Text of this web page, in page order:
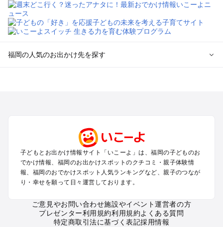
福岡の人気のお出かけ先を探す
柳川・八女・筑後のプールお出かけ
糸島・前原のプールお出かけ
太宰府・宗像のプールお出かけ
福岡の定番お出かけスポット
福岡の動物園
福岡のバーベキュー
子どもとお出かけ情報サイト「いこーよ」は、福岡の子どものお
でかけ情報、福岡のお出かけスポットのクチコミ・親子体験情
報、福岡のおでかけスポット人気ランキングなど、親子のつなが
り・幸せを願って日々運営しております。
ご意見やお問い合わせ施設やイベント運営者の方
プレゼンター利用規約利用規約よくある質問
特定商取引法に基づく表記採用情報